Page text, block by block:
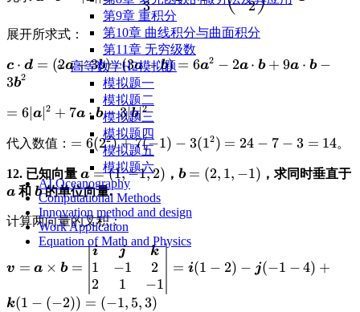
第9章 重积分
第10章 曲线积分与曲面积分
第11章 无穷级数
高等数学H2模拟题
模拟题一
模拟题二
模拟题三
模拟题四
模拟题五
模拟题六
AI Oceanography
Computational Methods
Innovation method and design
Work Application
Equation of Math and Physics
\boldsymbol{b} =
|\boldsymbol{a}||\boldsymbol{b}|\cos\frac{2\pi}
{3} = 2 \times 1 \times \left(-\frac{1}{2}\right)
= -1
3 2
展开所求式：
\displaystyle \boldsymbol{c} \cdot
\boldsymbol{d} =
(2\boldsymbol{a}+3\boldsymbol{b})
\cdot (3\boldsymbol{a}-
\boldsymbol{b}) =
6\boldsymbol{a}^2 - 2\boldsymbol{a}
\cdot\boldsymbol{b} +
9\boldsymbol{a}\cdot\boldsymbol{b}
- 3\boldsymbol{b}^2
c ⋅ d = (2a +3b)⋅ (3a − b) = 6a2 − 2a ⋅ b + 9a ⋅ b −
3b2
\displaystyle = 6|\boldsymbol{a}|^2
7\boldsymbol{a}\cdot\boldsymbol{b}
- 3|\boldsymbol{b}|^2
= 6∣ a∣ 2 + 7a ⋅ b −3∣b∣2
代入数值： \displaystyle
= 6(2^2) +
7(-1) -
3(1^2) = 24
- 7 - 3 =
= 6(22)+7(−1) − 3(12) = 24 − 7 − 3 = 14。
12. 已知向量 \displaystyle
\boldsymbol{a}=
(1,-1,2)
a = (1,−1,2) ， \displaystyle
(2,1,-1)
b = (2, 1, −1) ，求同时垂直于
\displaystyle
\boldsymbol{a}
a 和 \displaystyle
\boldsymbol{b}
b的单位向量.
计算两向量的叉积：
\displaystyle
\boldsymbol{v}
\boldsymbol{a}
v = a × b =
i
1
2
j
−1
1
k
2
−1
= i(1 − 2) − j(−1 − 4) +
k(1 − (−2)) = (−1, 5,3)